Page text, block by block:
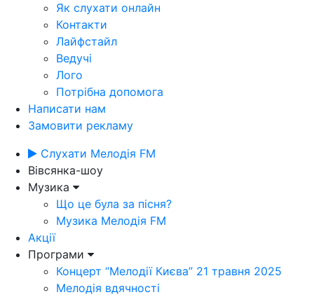
Як слухати онлайн
Контакти
Лайфстайл
Ведучі
Лого
Потрібна допомога
Написати нам
Замовити рекламу
Слухати Мелодія FM
Вівсянка-шоу
Музика
Що це була за пісня?
Музика Мелодія FM
Акції
Програми
Концерт “Мелодії Києва” 21 травня 2025
Мелодія вдячності